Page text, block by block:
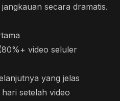
secara dramatis.
video seluler
yang jelas
setelah video